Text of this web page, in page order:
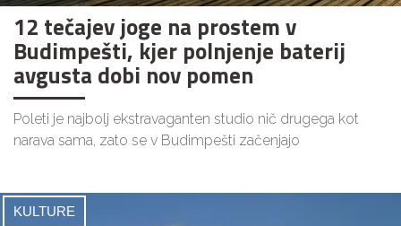
12 tečajev joge na prostem v
Budimpešti, kjer polnjenje baterij
avgusta dobi nov pomen
Poleti je najbolj ekstravaganten studio nič drugega kot
narava sama, zato se v Budimpešti začenjajo
KULTURE